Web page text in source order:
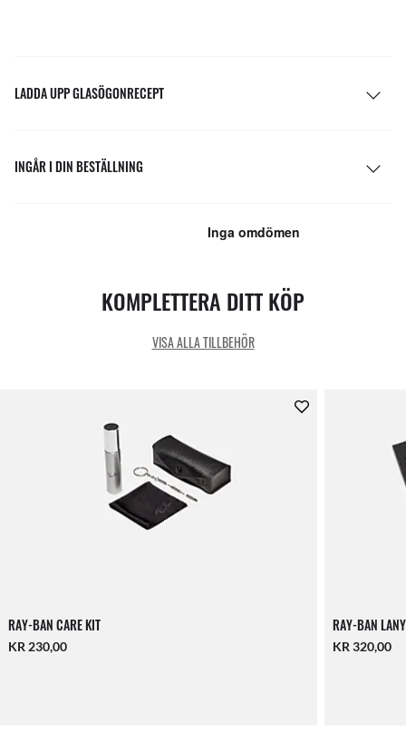
LADDA UPP GLASÖGONRECEPT
INGÅR I DIN BESTÄLLNING
KOMPLETTERA DITT KÖP
VISA ALLA TILLBEHÖR
RAY-BAN CARE KIT
KR 230,00
RAY-BAN
KR 320,00